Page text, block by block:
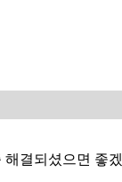
결되셨으면 좋겠